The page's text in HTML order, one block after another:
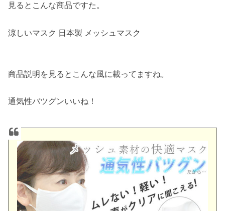
見るとこんな商品ですた。
涼しいマスク 日本製 メッシュマスク
商品説明を見るとこんな風に載ってますね。
通気性バツグンいいね！